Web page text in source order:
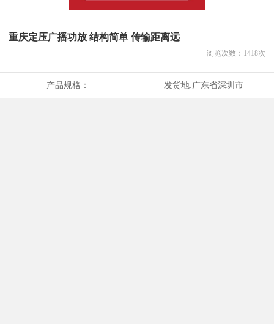
重庆定压广播功放 结构简单 传输距离远
浏览次数： 1418次
产品规格： 发货地:广东省深圳市